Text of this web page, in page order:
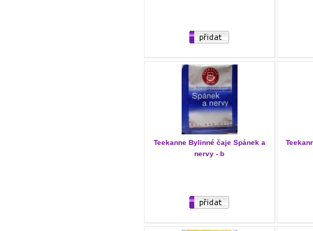
Teekanne Bylinné čaje Spánek a
nervy - b